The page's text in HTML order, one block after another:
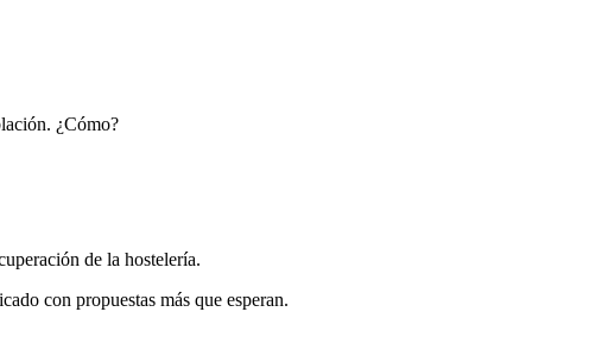
¿Cómo?
de la hostelería.
con propuestas más que esperan.